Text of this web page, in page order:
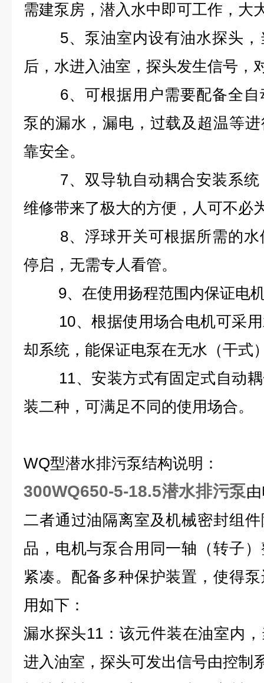
需建泵房，潜入水中即可工作，大
5、 泵油室内设有油水探头
后，水进入油室，探头发生信号，
6、 可根据用户需要配备全
泵的漏水，漏电，过载及超温等
靠安全。
7、 双导轨自动耦合安装系
维修带来了极大的方便，人可不必
8、 浮球开关可根据所需的
停启，无需专人看管。
9、 在使用扬程范围内保证电
10、根据使用场合电机可采
却系统，能保证电泵在无水（干式
11、 安装方式有固定式自动
装二种，可满足不同的使用场合。
WQ型潜水排污泵结构说明 ：
300WQ650-5-18.5潜水排污泵
二者通过油隔离室及机械密封组
品，电机与泵合用同一轴（转子
紧凑。配备多种保护装置，使得
用如下：
漏水探头11：该元件装在油室内
进入油室，探头可发出信号由控制